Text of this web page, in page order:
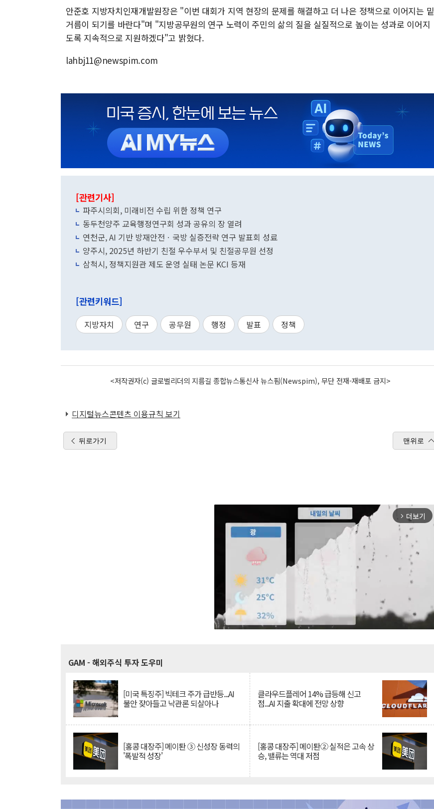
안준호 지방자치인재개발원장은 "이번 대회가 지역 현장의 문제를 해결하고 더 나은 정책으로 이어지는 밑
거름이 되기를 바란다"며 "지방공무원의 연구 노력이 주민의 삶의 질을 실질적으로 높이는 성과로 이어지
도록 지속적으로 지원하겠다"고 밝혔다.
lahbj11@newspim.com
[관련기사]
파주시의회, 미래비전 수립 위한 정책 연구
동두천양주 교육행정연구회 성과 공유의 장 열려
연천군, AI 기반 방재안전ㆍ국방 실증전략 연구 발표회 성료
양주시, 2025년 하반기 친절 우수부서 및 친절공무원 선정
삼척시, 정책지원관 제도 운영 실태 논문 KCI 등재
[관련키워드]
지방자치 연구 공무원 행정 발표 정책
<저작권자(c) 글로벌리더의 지름길 종합뉴스통신사 뉴스핌(Newspim), 무단 전재-재배포 금지>
디지털뉴스콘텐츠 이용규칙 보기
뒤로가기 맨위로
arrow_forward_ios 더보기
GAM - 해외주식 투자 도우미
[미국 특징주] 빅테크 주가 급반등...AI
불안 잦아들고 낙관론 되살아나
클라우드플레어 14% 급등해 신고
점...AI 지출 확대에 전망 상향
[홍콩 대장주] 메이퇀 ③ 신성장 동력의
'폭발적 성장'
[홍콩 대장주] 메이퇀② 실적은 고속 상
승, 밸류는 역대 저점